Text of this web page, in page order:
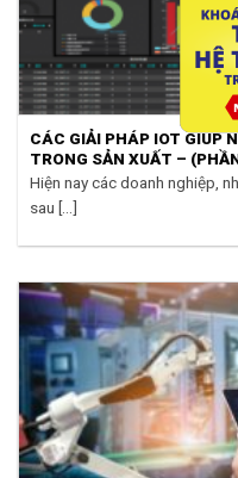
CÁC GIẢI PHÁP IOT GIÚP
TRONG SẢN XUẤT –
Hiện nay các doanh nghiệp,
sau [...]